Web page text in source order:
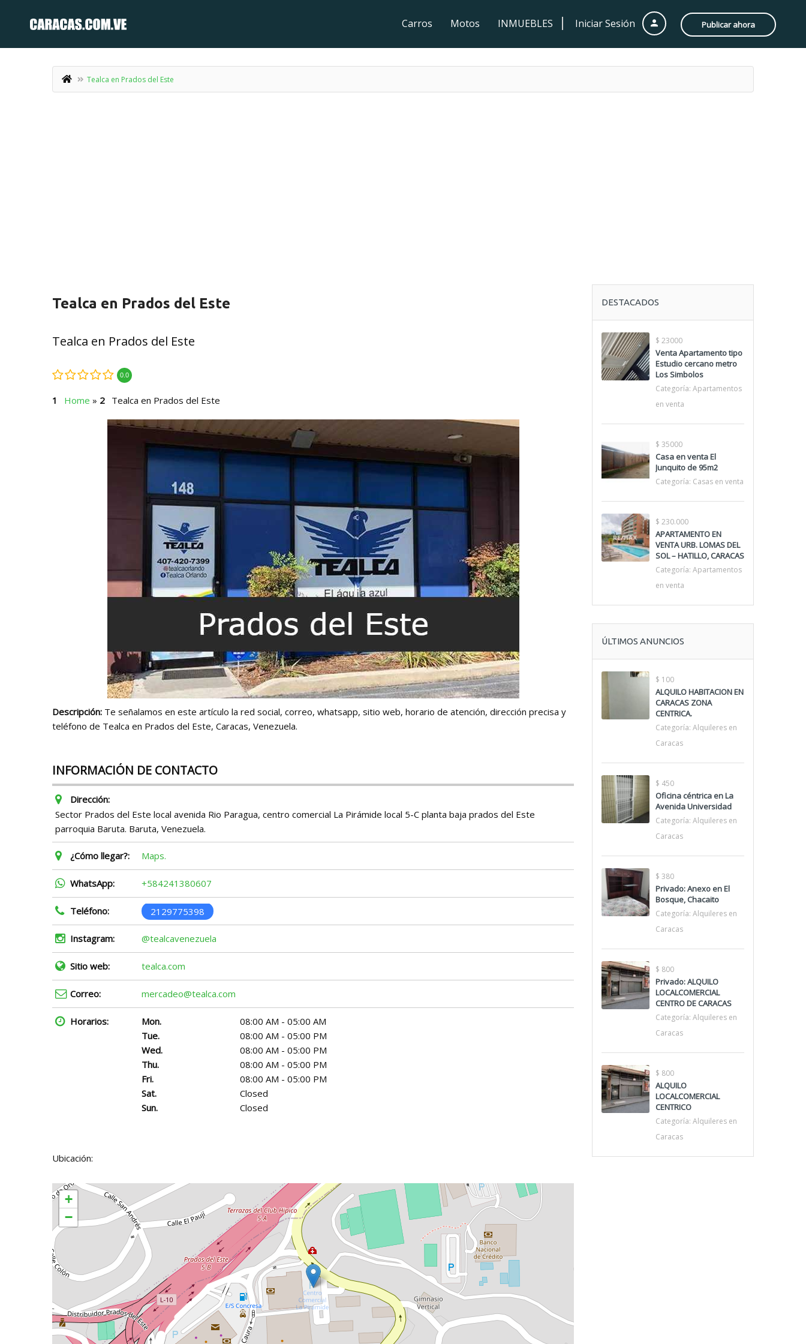
Iniciar Sesión Publicar ahora
Carros Motos INMUEBLES
Tealca en Prados del Este
Tealca en Prados del Este
Tealca en Prados del Este
0.0
Home » Tealca en Prados del Este
Descripción: Te señalamos en este artículo la red social, correo, whatsapp, sitio web, horario de atención, dirección precisa y
teléfono de Tealca en Prados del Este, Caracas, Venezuela.
INFORMACIÓN DE CONTACTO
Dirección:
Sector Prados del Este local avenida Rio Paragua, centro comercial La Pirámide local 5-C planta baja prados del Este
parroquia Baruta. Baruta, Venezuela.
¿Cómo llegar?: Maps.
WhatsApp: +584241380607
Teléfono: 2129775398
Instagram: @tealcavenezuela
Sitio web: tealca.com
Correo: mercadeo@tealca.com
Horarios: Mon.
08:00 AM - 05:00 AM
Tue.
08:00 AM - 05:00 PM
Wed.
08:00 AM - 05:00 PM
Thu.
08:00 AM - 05:00 PM
Fri.
08:00 AM - 05:00 PM
Sat.
Closed
Sun.
Closed
Ubicación:
+
−
DESTACADOS
$ 23000
Venta Apartamento tipo
Estudio cercano metro
Los Simbolos
Categoría: Apartamentos
en venta
$ 35000
Casa en venta El
Junquito de 95m2
Categoría: Casas en venta
$ 230.000
APARTAMENTO EN
VENTA URB. LOMAS DEL
SOL – HATILLO, CARACAS
Categoría: Apartamentos
en venta
ÚLTIMOS ANUNCIOS
$ 100
ALQUILO HABITACION EN
CARACAS ZONA
CENTRICA.
Categoría: Alquileres en
Caracas
$ 450
Oficina céntrica en La
Avenida Universidad
Categoría: Alquileres en
Caracas
$ 380
Privado: Anexo en El
Bosque, Chacaito
Categoría: Alquileres en
Caracas
$ 800
Privado: ALQUILO
LOCALCOMERCIAL
CENTRO DE CARACAS
Categoría: Alquileres en
Caracas
$ 800
ALQUILO
LOCALCOMERCIAL
CENTRICO
Categoría: Alquileres en
Caracas